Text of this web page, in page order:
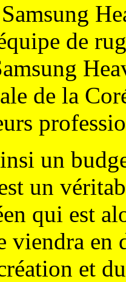
de
de la
un
un
qui est
viendra en
et